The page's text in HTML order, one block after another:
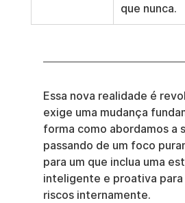
que nunca.
Essa nova realidade é
exige uma mudança
forma como abordamos a
passando de um foco
para um que inclua uma
inteligente e proativa
riscos internamente.